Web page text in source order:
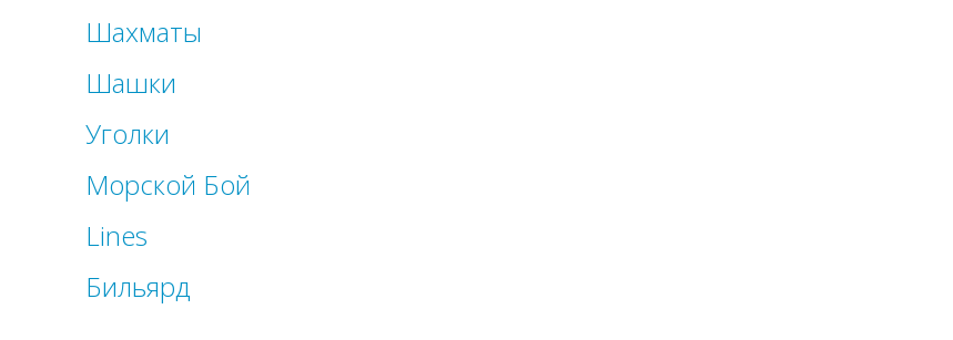
Шахматы
Шашки
Уголки
Морской Бой
Lines
Бильярд